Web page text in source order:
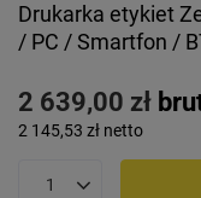
Drukarka etykiet
/ PC / Smartfon /
2 639,00 zł
2 145,53 zł netto